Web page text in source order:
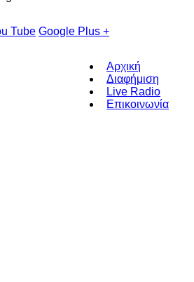
Tube Google Plus +
Αρχική
Διαφήμιση
Live Radio
Επικοινωνία